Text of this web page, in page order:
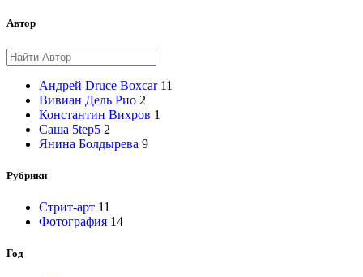
Автор
Андрей Druce Boxcar 11
Вивиан Дель Рио 2
Константин Вихров 1
Саша 5tep5 2
Янина Болдырева 9
Рубрики
Стрит-арт 11
Фотография 14
Год